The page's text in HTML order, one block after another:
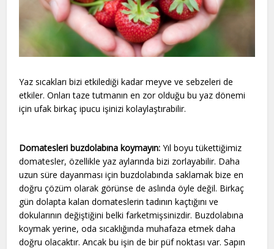
Yaz sıcakları bizi etkilediği kadar meyve ve sebzeleri de
etkiler. Onları taze tutmanın en zor olduğu bu yaz dönemi
için ufak birkaç ipucu işinizi kolaylaştırabilir.
Domatesleri buzdolabına koymayın:Yıl boyu tükettiğimiz
domatesler, özellikle yaz aylarında bizi zorlayabilir. Daha
uzun süre dayanması için buzdolabında saklamak bize en
doğru çözüm olarak görünse de aslında öyle değil. Birkaç
gün dolapta kalan domateslerin tadının kaçtığını ve
dokularının değiştiğini belki farketmişsinizdir. Buzdolabına
koymak yerine, oda sıcaklığında muhafaza etmek daha
doğru olacaktır. Ancak bu işin de bir püf noktası var. Sapın